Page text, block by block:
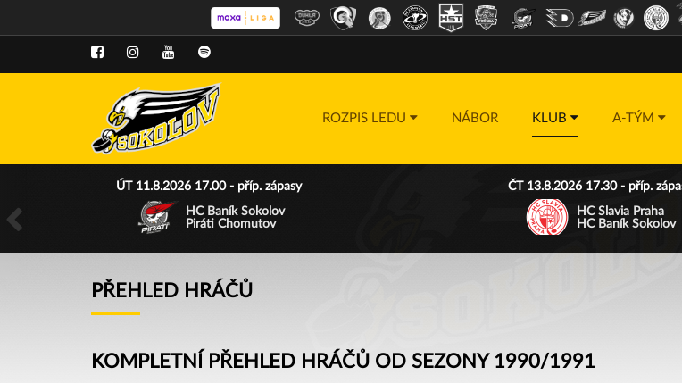
ROZPIS LEDU NÁBOR KLUB A-TÝM
ÚT 11.8.2026 17.00 - příp. zápasy
HC Baník Sokolov
Piráti Chomutov
ČT 13.8.2026 17.30 - příp.
HC Slavia Praha
HC Baník Sokolov
PŘEHLED HRÁČŮ
KOMPLETNÍ PŘEHLED HRÁČŮ OD SEZONY 1990/1991